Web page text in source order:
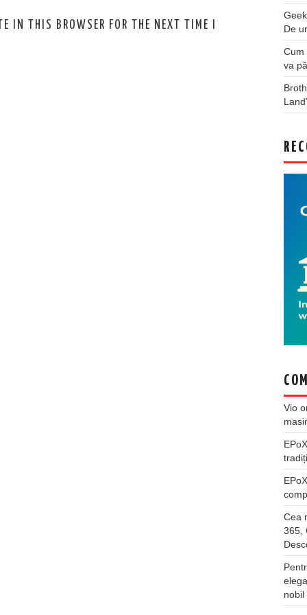
IN THIS BROWSER FOR THE NEXT TIME I
De
Cum
va
Vio
EPoX
EPoX
Cea
365,
nobil